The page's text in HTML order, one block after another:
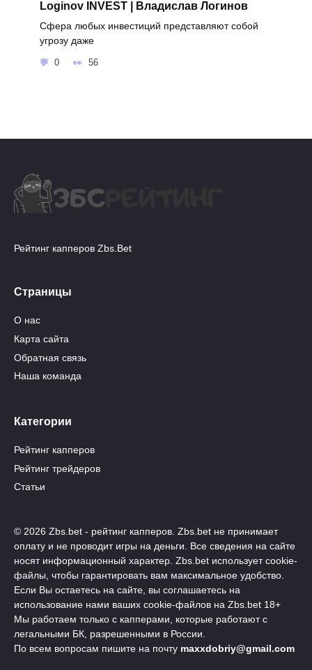
Loginov INVEST | Владислав Логинов
Сфера любых инвестиций представляют собой
угрозу даже
0 56
Рейтинг капперов Zbs.Bet
Страницы
О нас
Карта сайта
Обратная связь
Наша команда
Категории
Рейтинг капперов
Рейтинг трейдеров
Статьи
© 2026 Zbs.bet - рейтинг капперов. Zbs.bet не принимает
оплату и не проводит игры на деньги. Все сведения на сайте
носят информационный характер. Zbs.bet использует cookie-
файлы, чтобы гарантировать вам максимальное удобство.
Если Вы остаетесь на сайте, вы соглашаетесь на
использование нами ваших cookie-файлов на Zbs.bet 18+
Мы работаем только с капперами, которые работают с
легальными БК, разрешенными в России.
По всем вопросам пишите на почту maxxdobriy@gmail.com